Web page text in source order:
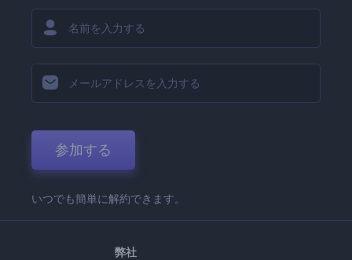
参加する
いつでも簡単に解約できます。
弊社